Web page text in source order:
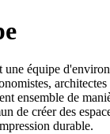
équipe
ensemble de
de créer des
durable.